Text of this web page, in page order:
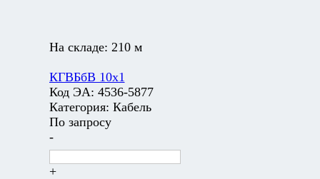
На складе: 210 м
КГВБбВ 10х1
Код ЭА: 4536-5877
Категория: Кабель
По запросу
-
+